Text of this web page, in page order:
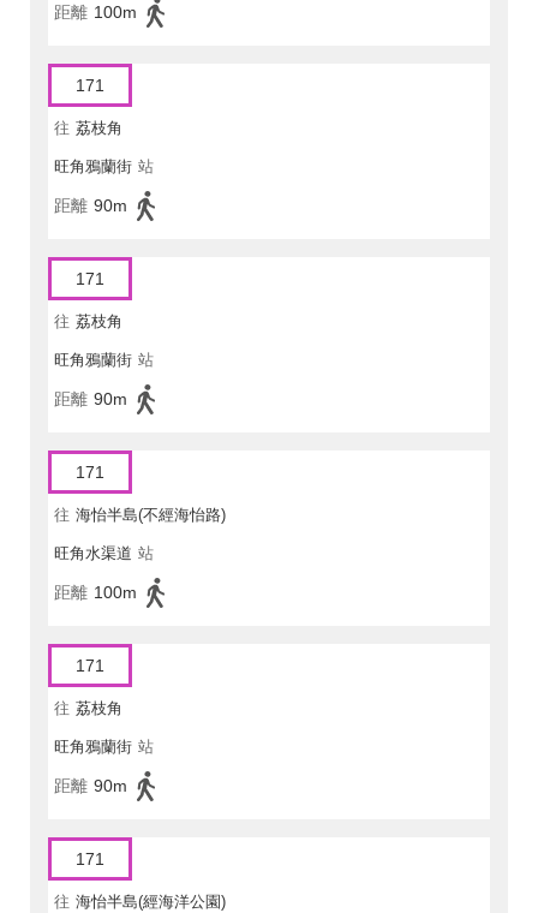
距離 100m
171
往 荔枝角
旺角鴉蘭街 站
距離 90m
171
往 荔枝角
旺角鴉蘭街 站
距離 90m
171
往 海怡半島(不經海怡路)
旺角水渠道 站
距離 100m
171
往 荔枝角
旺角鴉蘭街 站
距離 90m
171
往 海怡半島(經海洋公園)